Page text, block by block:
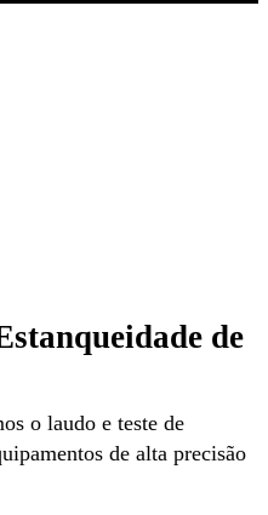
de
o laudo e teste de
de alta precisão